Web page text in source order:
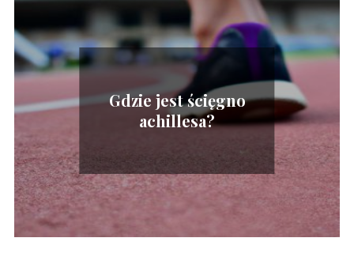
Gdzie jest ścięgno
achillesa?